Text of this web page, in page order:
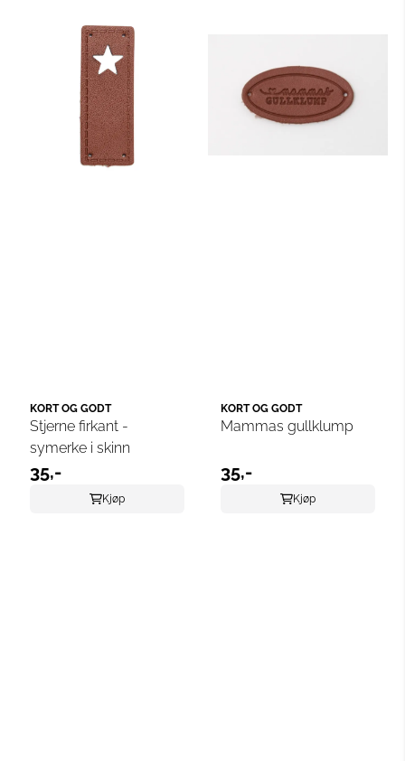
KORT OG GODT
Stjerne firkant -
symerke i skinn
35,-
Kjøp
KORT OG GODT
Mammas gullklump
35,-
Kjøp